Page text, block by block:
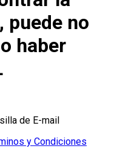
puede no
haber
de E-mail
y Condiciones